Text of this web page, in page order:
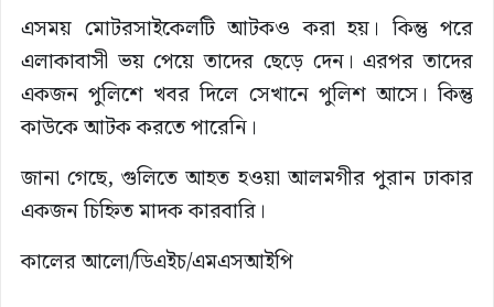
এসময় মোটরসাইকেলটি আটকও করা হয়। কিন্তু পরে
এলাকাবাসী ভয় পেয়ে তাদের ছেড়ে দেন। এরপর তাদের
একজন পুলিশে খবর দিলে সেখানে ‍পুলিশ আসে। কিন্তু
কাউকে আটক করতে পারেনি।
জানা গেছে, গুলিতে আহত হওয়া আলমগীর ‍পুরান ঢাকার
একজন চিহ্নিত মাদক কারবারি।
কালের আলো/ডিএইচ/এমএসআইপি